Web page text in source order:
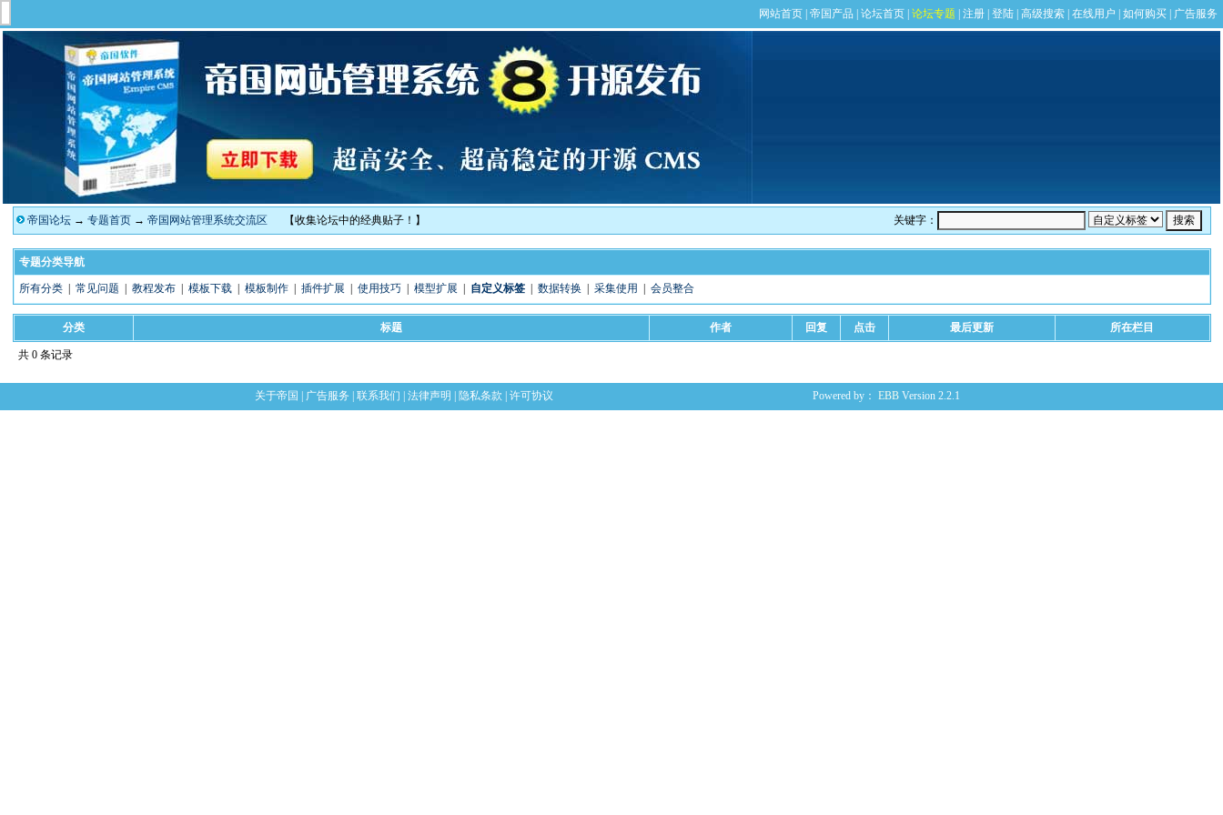
帝国论坛→ 专题首页→ 帝国网站管理系统交流区 【收集论坛中的经典贴子！】 关键字：
专题分类导航
所有分类| 常见问题 教程发布| 模板下载| 模板制作| 插件扩展 使用技巧| 模型扩展 自定义标签| 数据转换 采集使用 会员整合
分类 标题 作者 回复 点击 最后更新 所在栏目
共 0 条记录
关于帝国 广告服务 联系我们 法律声明 隐私条款 许可协议 Powered by： EBB Version 2.2.1